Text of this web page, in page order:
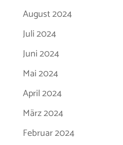
August 2024
Juli 2024
Juni 2024
Mai 2024
April 2024
März 2024
Februar 2024